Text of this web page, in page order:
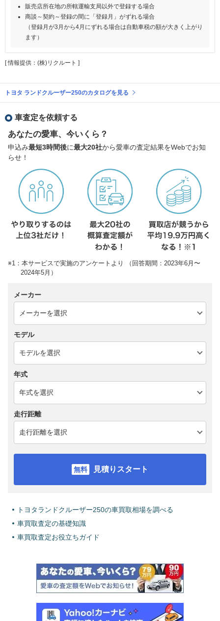
販売店所在地の所轄運輸支局以外で登録する場合
商談～契約～登録の間に「登録月」がずれる場合
（登録月が3月から4月にずれる場合は自動車税の額が大きく上がり
ます）
[ 情報提供：(株)リクルート ]
トヨタ ランドクルーザー250のカタログを見る
車査定を依頼する
あなたの愛車、今いくら？
申込み最短3時間後に最大20社から愛車の査定結果をWebでお知
らせ！
※1：本サービスで実施のアンケートより （回答期間：2023年6月〜
2024年5月）
メーカー
モデル
年式
走行距離
見積りスタート
トヨタランドクルーザー250の車買取相場を調べる
車買取査定の基礎知識
車買取査定お役立ちガイド